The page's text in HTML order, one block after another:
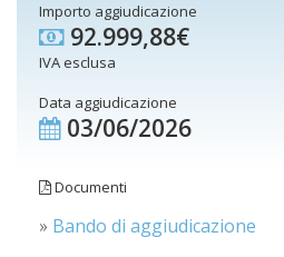
Importo aggiudicazione
92.999,88€
IVA esclusa
Data aggiudicazione
03/06/2026
Documenti
» Bando di aggiudicazione